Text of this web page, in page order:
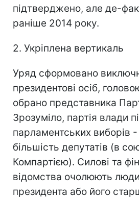
підтверджено, але де-
раніше 2014 року.
2. Укріплена вертикаль
Уряд сформовано
президентові осіб,
обрано представника
Зрозуміло, партія влади
парламентських виборів
більшість депутатів (в
Компартією). Силові та
відомства очолюють
президента або його